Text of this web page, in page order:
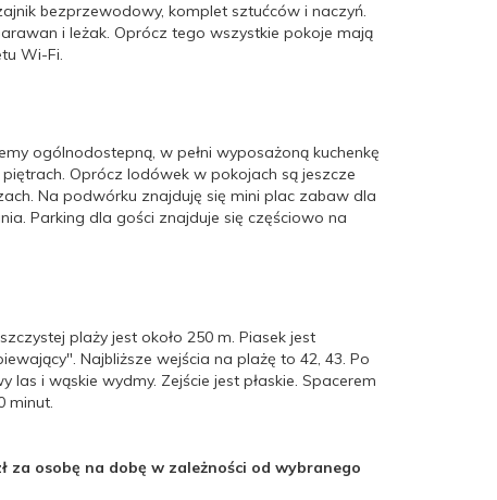
bezprzewodowy, komplet sztućców i naczyń.
i leżak. Oprócz tego wszystkie pokoje mają
Wi-Fi.
ogólnodostepną, w pełni wyposażoną kuchenkę
Oprócz lodówek w pokojach są jeszcze
Na podwórku znajduję się mini plac zabaw dla
Parking dla gości znajduje się częściowo na
plaży jest około 250 m. Piasek jest
Najbliższe wejścia na plażę to 42, 43. Po
las i wąskie wydmy. Zejście jest płaskie. Spacerem
minut.
za osobę na dobę w zależności od wybranego